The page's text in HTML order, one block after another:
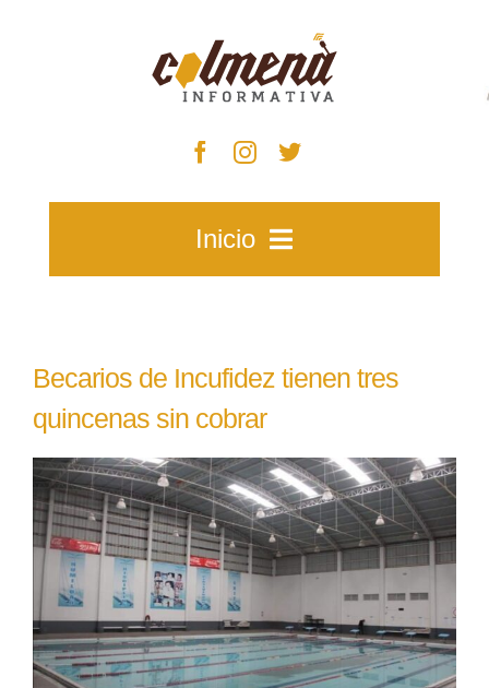
Inicio
Zacatecas
Municipios
Especiales
Nacional
Becarios de Incufidez tienen tres
quincenas sin cobrar
View
Larger
Image